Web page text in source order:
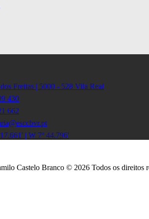
Freitas | 5000 - 528 Vila Real
430
662
| W 7º 44.796'
Castelo Branco © 2026 Todos os direitos